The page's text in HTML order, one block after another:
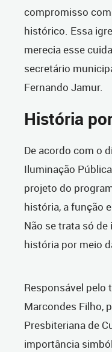
compromisso
histórico. Essa
merecia esse
secretário
Fernando Jamur.
História
De acordo com o
Iluminação
projeto do
história, a função
Não se trata só
história por meio
Responsável pelo
Marcondes Filho,
Presbiteriana de
importância